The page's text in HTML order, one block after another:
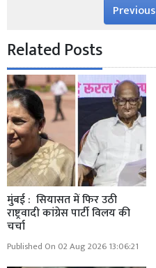
Previous
Related Posts
मुंबई : सियासत में फिर उठी
राष्ट्रवादी कांग्रेस पार्टी विलय की
चर्चा
Published On 02 Aug 2026 13:06:21